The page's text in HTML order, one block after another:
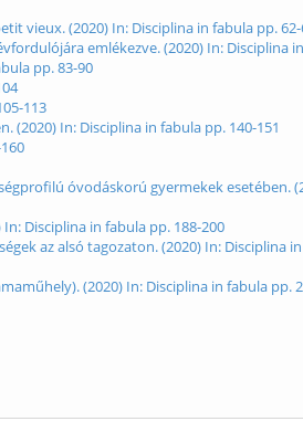
vieux. (2020) In: Disciplina in fabula pp.
emlékezve. (2020) In: Disciplina
pp. 83-90
113
(2020) In: Disciplina in fabula pp. 140-151
óvodáskorú gyermekek esetében.
Disciplina in fabula pp. 188-200
az alsó tagozaton. (2020) In: Disciplina
(2020) In: Disciplina in fabula pp.